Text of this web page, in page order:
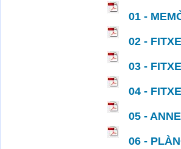
01 -
02 -
03 -
04 -
05 -
06 -